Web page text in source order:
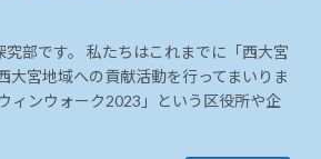
部です。 私たちはこれまでに「西大宮
大宮地域への貢献活動を行ってまいりま
ィンウォーク2023」という区役所や企